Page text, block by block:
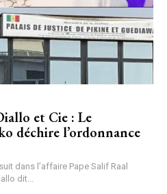
et Cie : Le
déchire l’ordonnance
dans l’affaire Pape Salif Raal
dit...